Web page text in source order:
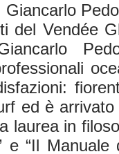
del Vendée
Giancarlo
ed è
laurea in
e “Il